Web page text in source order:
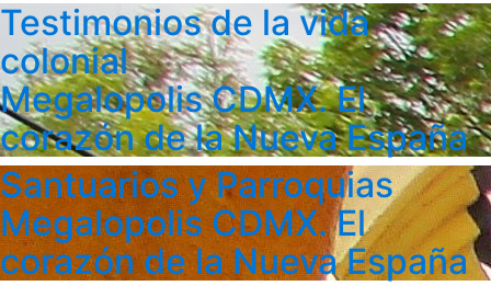
Testimonios de la vida
colonial
Megalopolis CDMX. El
corazón de la Nueva España
Santuarios y Parroquias
Megalopolis CDMX. El
corazón de la Nueva España